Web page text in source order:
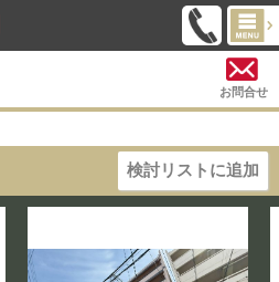
お問合せ
検討リストに追加